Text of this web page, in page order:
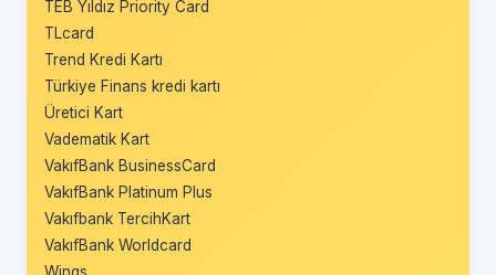
TEB Yıldız Priority Card
TLcard
Trend Kredi Kartı
Türkiye Finans kredi kartı
Üretici Kart
Vadematik Kart
VakıfBank BusinessCard
VakıfBank Platinum Plus
Vakıfbank TercihKart
VakıfBank Worldcard